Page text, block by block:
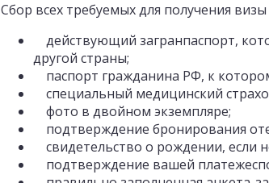
Сбор всех требуемых для получения
действующий загранпаспорт,
другой страны;
паспорт гражданина РФ, к
специальный медицинский
фото в двойном экземпляре;
подтверждение бронирования
свидетельство о рождении, если
подтверждение вашей